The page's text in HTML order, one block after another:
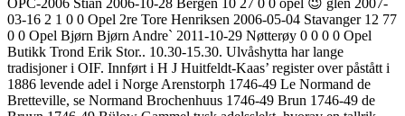
03-16 2 1 0 0 Opel 2re Tore Henriksen 2006-05-04 Stavanger 12 77
0 0 Opel Bjørn Bjørn Andre` 2011-10-29 Nøtterøy 0 0 0 0 Opel
Butikk Trond Erik Stor.. 10.30-15.30. Ulvåshytta har lange
tradisjoner i OIF. Innført i H J Huitfeldt-Kaas’ register over påstått i
1886 levende adel i Norge Arenstorph 1746-49 Le Normand de
Bretteville, se Normand Brochenhuus 1746-49 Brun 1746-49 de